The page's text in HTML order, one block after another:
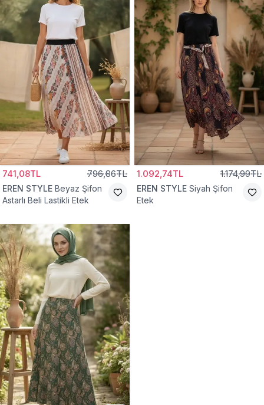
741,08TL 796,86TL
EREN STYLE Beyaz Şifon
Astarlı Beli Lastikli Etek
1.092,74TL 1.174,99TL
EREN STYLE Siyah Şifon
Etek